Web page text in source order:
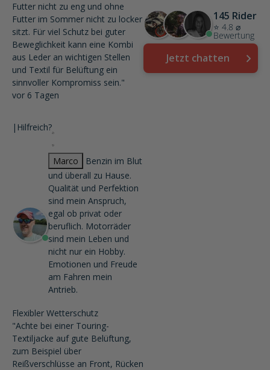
Futter nicht zu eng und ohne
Futter im Sommer nicht zu locker
sitzt. Für viel Schutz bei guter
Beweglichkeit kann eine Kombi
aus Leder an wichtigen Stellen
und Textil für Belüftung ein
sinnvoller Kompromiss sein."
vor 6 Tagen
| Hilfreich?
Marco
Benzin im Blut
und überall zu Hause.
Qualität und Perfektion
sind mein Anspruch,
egal ob privat oder
beruflich. Motorräder
sind mein Leben und
nicht nur ein Hobby.
Emotionen und Freude
am Fahren mein
Antrieb.
Flexibler Wetterschutz
"Achte bei einer Touring-
Textiljacke auf gute Belüftung,
zum Beispiel über
Reißverschlüsse an Front, Rücken
145 Rider
⭐ 4.8 ⌀
Bewertung
Jetzt chatten